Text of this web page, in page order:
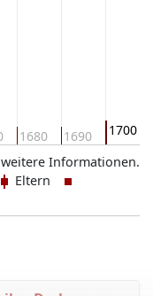
1680 1690 1700
Informationen.
Eltern